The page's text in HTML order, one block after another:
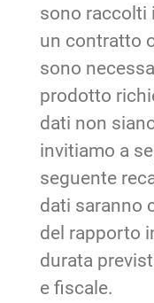
sono raccolti
un contratto
sono
prodotto
dati non
invitiamo a
seguente
dati saranno
del rapporto
durata
e fiscale.